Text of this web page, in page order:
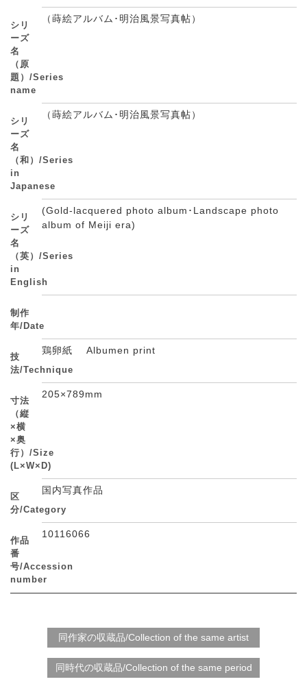
シリ
ーズ
名
（原
題）/Series
name
（蒔絵アルバム･明治風景写真帖）
シリ
ーズ
名
（和）/Series
in
Japanese
（蒔絵アルバム･明治風景写真帖）
シリ
ーズ
名
（英）/Series
in
English
(Gold-lacquered photo album･Landscape photo
album of Meiji era)
制作
年/Date
技
法/Technique
鶏卵紙 Albumen print
寸法
（縦
×横
×奥
行）/Size
(L×W×D)
205×789mm
区
分/Category
国内写真作品
作品
番
号/Accession
number
10116066